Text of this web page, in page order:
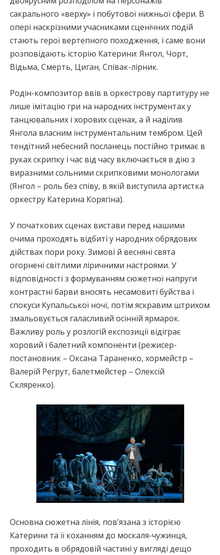
сакрального «верху» і побутової нижньої сфери. В
опері наскрізними учасниками сценічних подій
стають герої вертепного походження, і саме вони
розповідають історію Катерини: Янгол, Чорт,
Відьма, Смерть, Циган, Співак-лірник.
Родін-композитор ввів в оркестрову партитуру не
лише імітацію гри на народних інструментах у
танцювальних і хорових сценах, а й наділив
Янгола власним інструментальним тембром. Цей
тендітний небесний посланець постійно тримає в
руках скрипку і час від часу включається в дію з
виразними сольними скрипковими монологами
(Янгол – роль без співу, в якій виступила артистка
оркестру Катерина Корягіна).
У початкових сценах вистави перед нашими
очима проходять відбиті у народних обрядових
дійствах пори року. Зимові й весняні свята
огорнені світлими ліричними настроями. У
відповідності з формуванням сюжетної напруги
контрастні барви вносять несамовиті буйства і
спокуси Купальської ночі, потім яскравим штрихом
змальовується галасливий осінній ярмарок.
Важливу роль у розлогій експозиції відіграє
хоровий і балетний компоненти (режисер-
постановник – Оксана Тараненко, хормейстр –
Валерій Регрут, балетмейстер – Олексій
Скляренко).
Основна сюжетна лінія, пов’язана з історією
Катерини та її коханням до москаля-чужинця,
проходить в обрядовій частині у вигляді дещо